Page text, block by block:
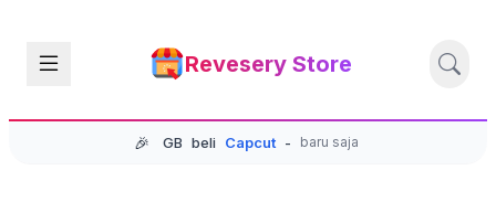
Revesery Store
🎉 GB beli Capcut - baru saja